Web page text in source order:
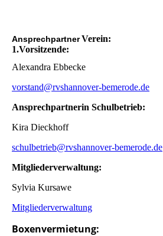
AnsprechpartnerVerein:
1.Vorsitzende:
Alexandra Ebbecke
vorstand@rvshannover-bemerode.de
Ansprechpartnerin Schulbetrieb:
Kira Dieckhoff
schulbetrieb@rvshannover-bemerode.de
Mitgliederverwaltung:
Sylvia Kursawe
Mitgliederverwaltung
Boxenvermietung: